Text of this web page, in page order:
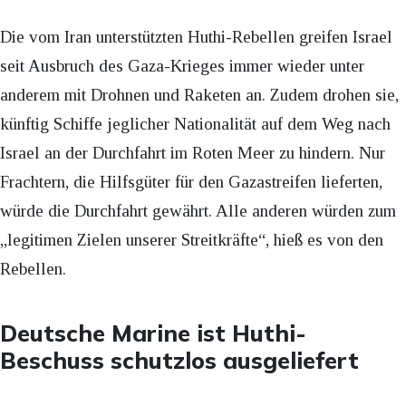
Die vom Iran unterstützten Huthi-Rebellen greifen Israel
seit Ausbruch des Gaza-Krieges immer wieder unter
anderem mit Drohnen und Raketen an. Zudem drohen sie,
künftig Schiffe jeglicher Nationalität auf dem Weg nach
Israel an der Durchfahrt im Roten Meer zu hindern. Nur
Frachtern, die Hilfsgüter für den Gazastreifen lieferten,
würde die Durchfahrt gewährt. Alle anderen würden zum
„legitimen Zielen unserer Streitkräfte“, hieß es von den
Rebellen.
Deutsche Marine ist Huthi-
Beschuss schutzlos ausgeliefert